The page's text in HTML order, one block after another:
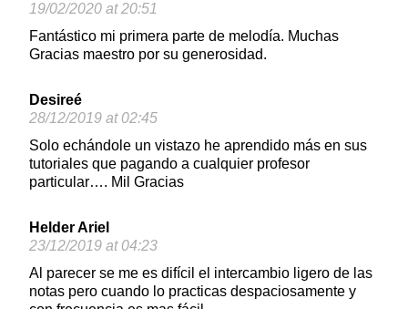
19/02/2020 at 20:51
Fantástico mi primera parte de melodía. Muchas
Gracias maestro por su generosidad.
Desireé
28/12/2019 at 02:45
Solo echándole un vistazo he aprendido más en sus
tutoriales que pagando a cualquier profesor
particular…. Mil Gracias
Helder Ariel
23/12/2019 at 04:23
Al parecer se me es difícil el intercambio ligero de las
notas pero cuando lo practicas despaciosamente y